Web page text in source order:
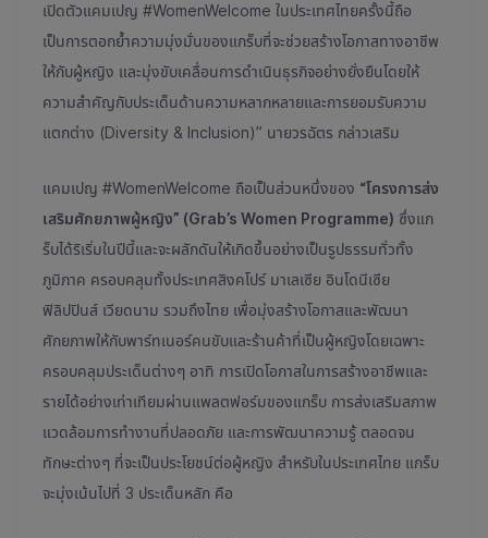
เปิดตัวแคมเปญ #WomenWelcome ในประเทศไทยครั้งนี้ถือ
เป็นการตอกย้ำความมุ่งมั่นของแกร็บที่จะช่วยสร้างโอกาสทางอาชีพ
ให้กับผู้หญิง และมุ่งขับเคลื่อนการดำเนินธุรกิจอย่างยั่งยืนโดยให้
ความสำคัญกับประเด็นด้านความหลากหลายและการยอมรับความ
แตกต่าง (Diversity & Inclusion)” นายวรฉัตร กล่าวเสริม
แคมเปญ #WomenWelcome ถือเป็นส่วนหนึ่งของ “โครงการส่ง
เสริมศักยภาพผู้หญิง” (Grab’s Women Programme) ซึ่งแก
ร็บได้ริเริ่มในปีนี้และจะผลักดันให้เกิดขึ้นอย่างเป็นรูปธรรมทั่วทั้ง
ภูมิภาค ครอบคลุมทั้งประเทศสิงคโปร์ มาเลเซีย อินโดนีเซีย
ฟิลิปปินส์ เวียดนาม รวมถึงไทย เพื่อมุ่งสร้างโอกาสและพัฒนา
ศักยภาพให้กับพาร์ทเนอร์คนขับและร้านค้าที่เป็นผู้หญิงโดยเฉพาะ
ครอบคลุมประเด็นต่างๆ อาทิ การเปิดโอกาสในการสร้างอาชีพและ
รายได้อย่างเท่าเทียมผ่านแพลตฟอร์มของแกร็บ การส่งเสริมสภาพ
แวดล้อมการทำงานที่ปลอดภัย และการพัฒนาความรู้ ตลอดจน
ทักษะต่างๆ ที่จะเป็นประโยชน์ต่อผู้หญิง สำหรับในประเทศไทย แกร็บ
จะมุ่งเน้นไปที่ 3 ประเด็นหลัก คือ